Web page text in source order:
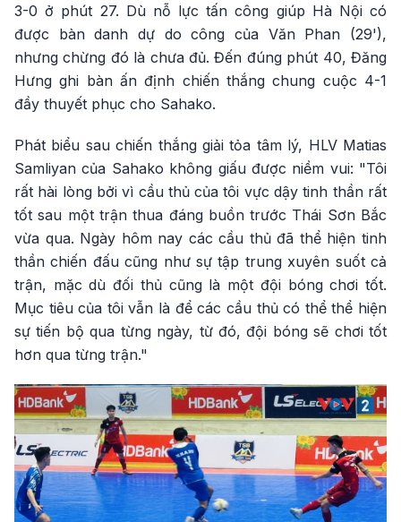
3-0 ở phút 27. Dù nỗ lực tấn công giúp Hà Nội có
được bàn danh dự do công của Văn Phan (29'),
nhưng chừng đó là chưa đủ. Đến đúng phút 40, Đăng
Hưng ghi bàn ấn định chiến thắng chung cuộc 4-1
đầy thuyết phục cho Sahako.
Phát biểu sau chiến thắng giải tỏa tâm lý, HLV Matias
Samliyan của Sahako không giấu được niềm vui: "Tôi
rất hài lòng bởi vì cầu thủ của tôi vực dậy tinh thần rất
tốt sau một trận thua đáng buồn trước Thái Sơn Bắc
vừa qua. Ngày hôm nay các cầu thủ đã thể hiện tinh
thần chiến đấu cũng như sự tập trung xuyên suốt cả
trận, mặc dù đối thủ cũng là một đội bóng chơi tốt.
Mục tiêu của tôi vẫn là để các cầu thủ có thể thể hiện
sự tiến bộ qua từng ngày, từ đó, đội bóng sẽ chơi tốt
hơn qua từng trận."